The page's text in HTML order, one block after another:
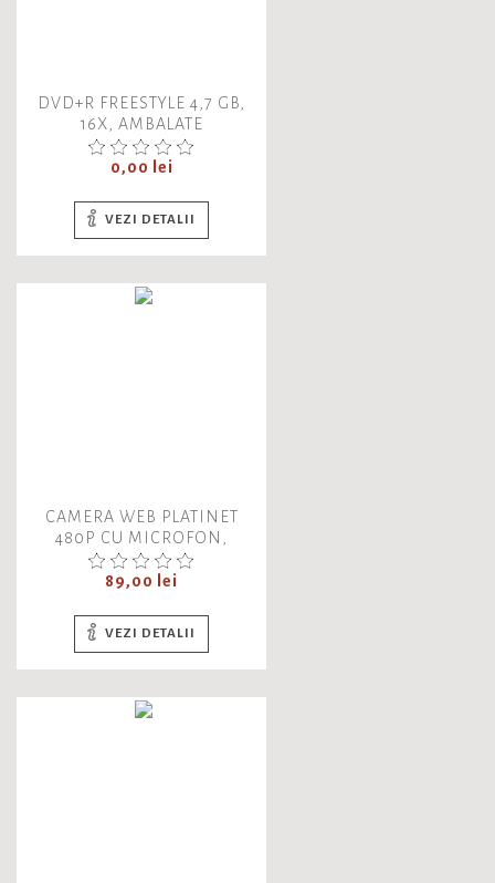
DVD+R FREESTYLE 4,7 GB,
16X, AMBALATE
INDIVIDUAL
Pret
0,00 lei
VEZI DETALII
CAMERA WEB PLATINET
480P CU MICROFON,
PCWC480, 45489, CABLU
USB 2.0 DE 1.5M
Pret
89,00 lei
VEZI DETALII